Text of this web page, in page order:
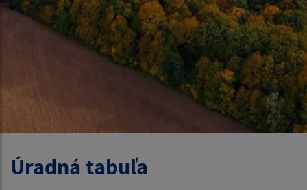
Úradná tabuľa